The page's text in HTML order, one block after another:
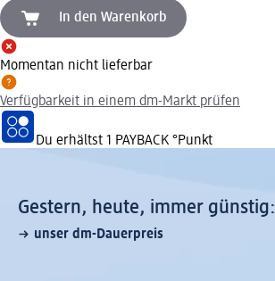
In den Warenkorb
Momentan nicht lieferbar
Verfügbarkeit in einem dm-Markt prüfen
Du erhältst 1 PAYBACK °Punkt
Gestern, heute, immer günstig:
unser dm-Dauerpreis